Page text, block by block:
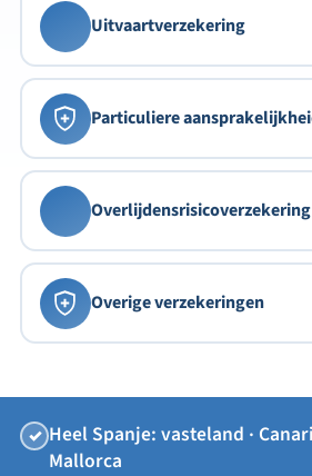
Uitvaartverzekering
Particuliere
Overlijdensrisicoverzekering
Overige verzekeringen
✓ Heel Spanje: vasteland ·
Mallorca